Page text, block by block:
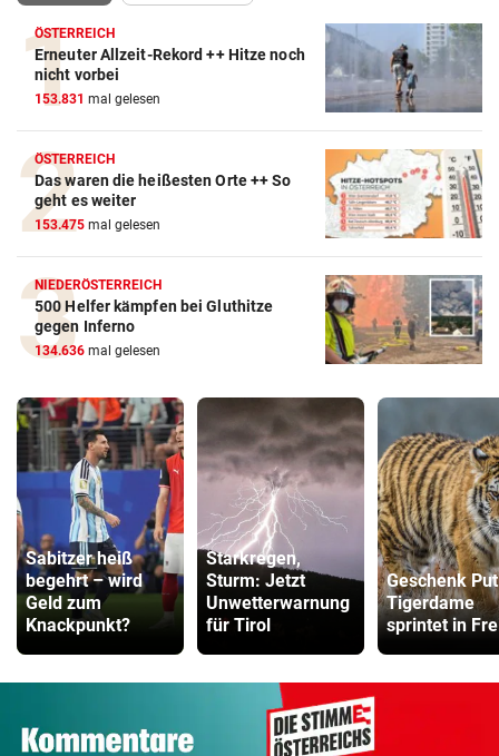
ÖSTERREICH
Erneuter Allzeit-Rekord ++ Hitze noch
nicht vorbei
153.831 mal gelesen
ÖSTERREICH
Das waren die heißesten Orte ++ So
geht es weiter
153.475 mal gelesen
NIEDERÖSTERREICH
500 Helfer kämpfen bei Gluthitze
gegen Inferno
134.636 mal gelesen
Sabitzer heiß
begehrt – wird
Geld zum
Knackpunkt?
Starkregen,
Sturm: Jetzt
Unwetterwarnung
für Tirol
Geschenk
Tigerdame
sprintet in